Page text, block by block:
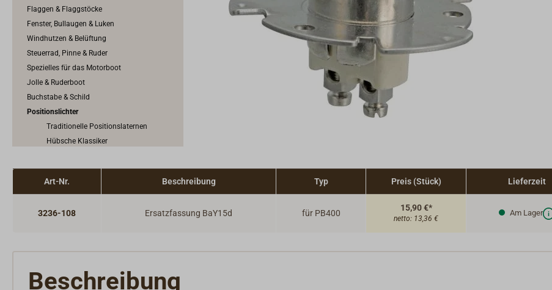
Flaggen & Flaggstöcke
Fenster, Bullaugen & Luken
Windhutzen & Belüftung
Steuerrad, Pinne & Ruder
Spezielles für das Motorboot
Jolle & Ruderboot
Buchstabe & Schild
Positionslichter
Traditionelle Positionslaternen
Hübsche Klassiker
K2W
HELLA
DEN HAAN ROTTERDAM
Festliegeleuchten
Halterungen & Zubehör
Art-Nr. Beschreibung Typ Preis (Stück) Lieferzeit
3236-108 Ersatzfassung BaY15d für PB400
15,90 €*
netto: 13,36 €
Am Lager
Beschreibung